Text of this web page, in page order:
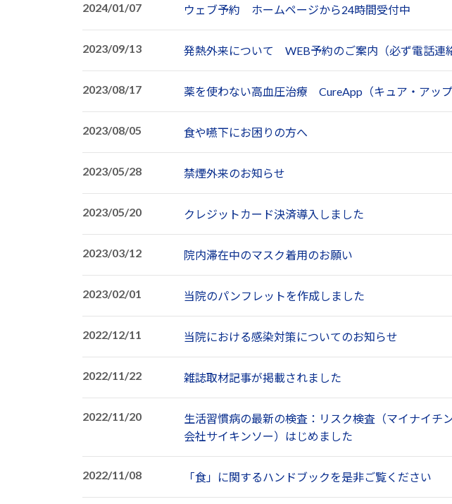
2024/01/07 ウェブ予約 ホームページから24時間受付中
2023/09/13 発熱外来について WEB予約のご案内（必ず電話連
2023/08/17 薬を使わない高血圧治療 CureApp（キュア・アッ
2023/08/05 食や嚥下にお困りの方へ
2023/05/28 禁煙外来のお知らせ
2023/05/20 クレジットカード決済導入しました
2023/03/12 院内滞在中のマスク着用のお願い
2023/02/01 当院のパンフレットを作成しました
2022/12/11 当院における感染対策についてのお知らせ
2022/11/22 雑誌取材記事が掲載されました
2022/11/20
生活習慣病の最新の検査：リスク検査（マイナイチ
会社サイキンソー）はじめました
2022/11/08 「食」に関するハンドブックを是非ご覧ください